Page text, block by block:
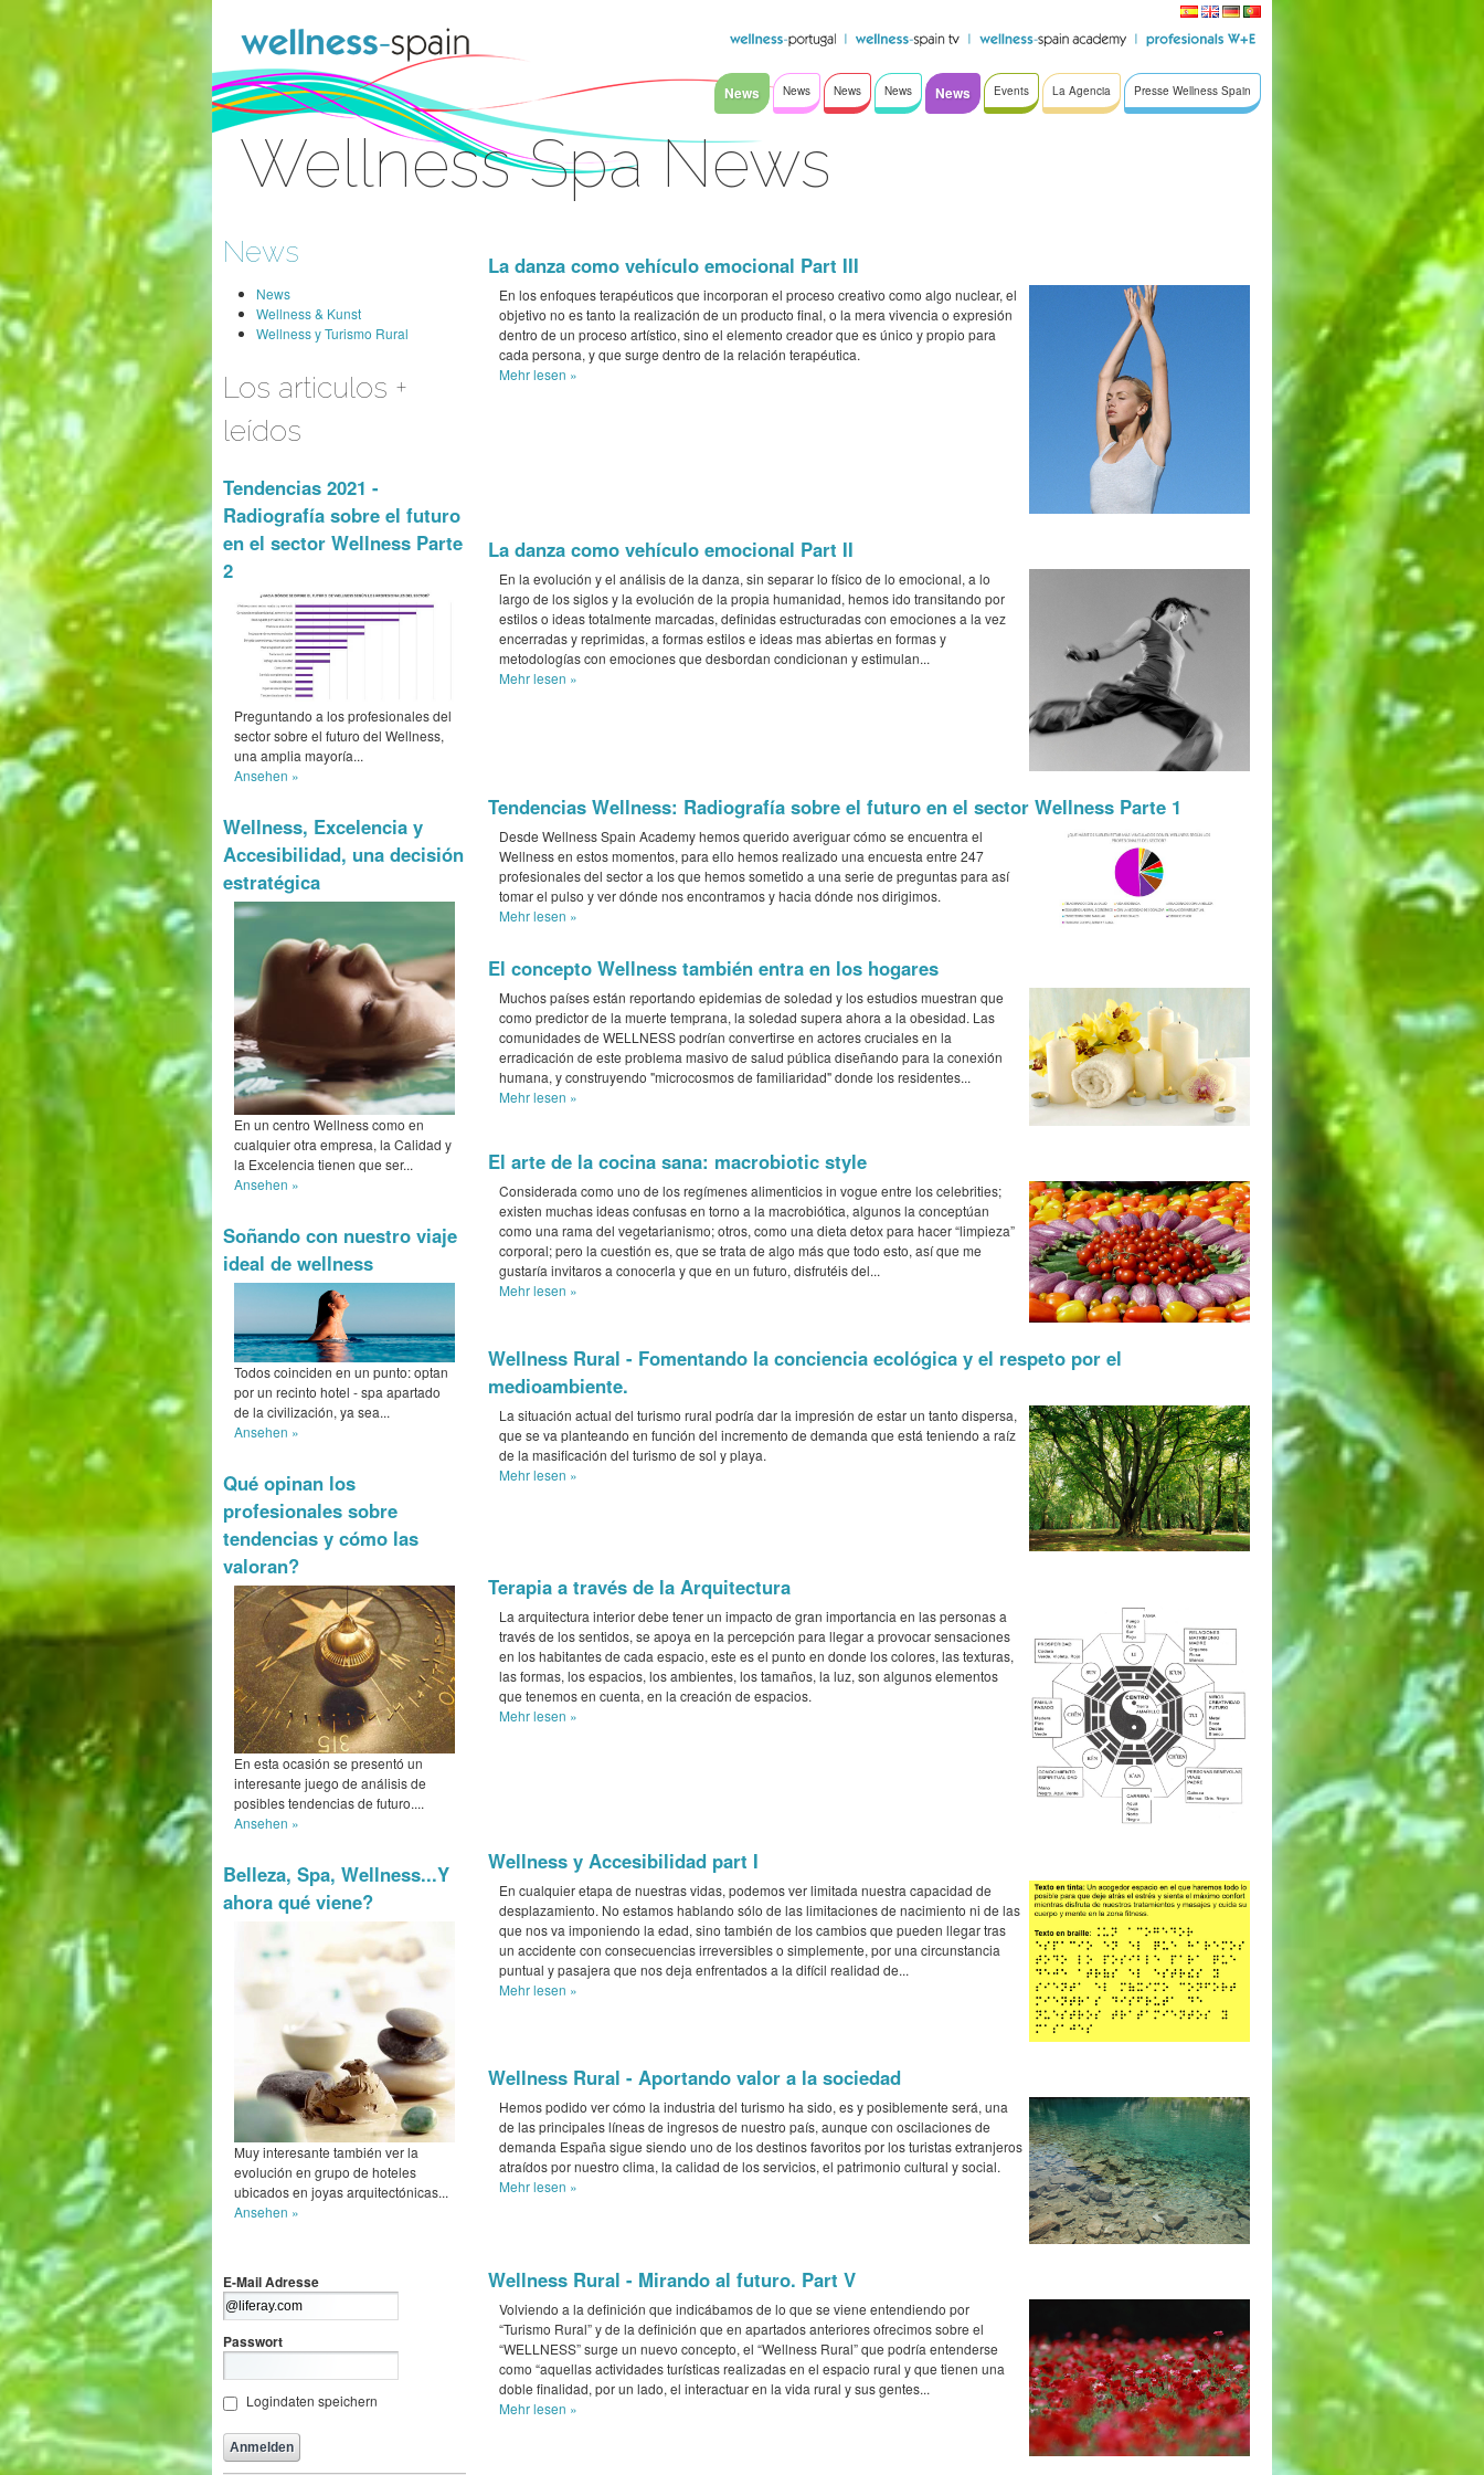
News News News News News Events La Agencia Presse Wellness Spain
Wellness Spa News
News
News
Wellness & Kunst
Wellness y Turismo Rural
Los articulos +
leídos
Tendencias 2021 -
Radiografía sobre el futuro
en el sector Wellness Parte
2
Preguntando a los profesionales del
sector sobre el futuro del Wellness,
una amplia mayoría...
Ansehen »
Wellness, Excelencia y
Accesibilidad, una decisión
estratégica
En un centro Wellness como en
cualquier otra empresa, la Calidad y
la Excelencia tienen que ser...
Ansehen »
Soñando con nuestro viaje
ideal de wellness
Todos coinciden en un punto: optan
por un recinto hotel - spa apartado
de la civilización, ya sea...
Ansehen »
Qué opinan los
profesionales sobre
tendencias y cómo las
valoran?
En esta ocasión se presentó un
interesante juego de análisis de
posibles tendencias de futuro....
Ansehen »
Belleza, Spa, Wellness...Y
ahora qué viene?
Muy interesante también ver la
evolución en grupo de hoteles
ubicados en joyas arquitectónicas...
Ansehen »
E-Mail Adresse
Passwort
Logindaten speichern
La danza como vehículo emocional Part III
En los enfoques terapéuticos que incorporan el proceso creativo como algo nuclear, el
objetivo no es tanto la realización de un producto final, o la mera vivencia o expresión
dentro de un proceso artístico, sino el elemento creador que es único y propio para
cada persona, y que surge dentro de la relación terapéutica.
Mehrlesen »
La danza como vehículo emocional Part II
En la evolución y el análisis de la danza, sin separar lo físico de lo emocional, a lo
largo de los siglos y la evolución de la propia humanidad, hemos ido transitando por
estilos o ideas totalmente marcadas, definidas estructuradas con emociones a la vez
encerradas y reprimidas, a formas estilos e ideas mas abiertas en formas y
metodologías con emociones que desbordan condicionan y estimulan...
Mehrlesen »
Tendencias Wellness: Radiografía sobre el futuro en el sector Wellness Parte 1
Desde Wellness Spain Academy hemos querido averiguar cómo se encuentra el
Wellness en estos momentos, para ello hemos realizado una encuesta entre 247
profesionales del sector a los que hemos sometido a una serie de preguntas para así
tomar el pulso y ver dónde nos encontramos y hacia dónde nos dirigimos.
Mehrlesen »
El concepto Wellness también entra en los hogares
Muchos países están reportando epidemias de soledad y los estudios muestran que
como predictor de la muerte temprana, la soledad supera ahora a la obesidad. Las
comunidades de WELLNESS podrían convertirse en actores cruciales en la
erradicación de este problema masivo de salud pública diseñando para la conexión
humana, y construyendo "microcosmos de familiaridad" donde los residentes...
Mehrlesen »
El arte de la cocina sana: macrobiotic style
Considerada como uno de los regímenes alimenticios in vogue entre los celebrities;
existen muchas ideas confusas en torno a la macrobiótica, algunos la conceptúan
como una rama del vegetarianismo; otros, como una dieta detox para hacer “limpieza”
corporal; pero la cuestión es, que se trata de algo más que todo esto, así que me
gustaría invitaros a conocerla y que en un futuro, disfrutéis del...
Mehrlesen »
Wellness Rural - Fomentando la conciencia ecológica y el respeto por el
medioambiente.
La situación actual del turismo rural podría dar la impresión de estar un tanto dispersa,
que se va planteando en función del incremento de demanda que está teniendo a raíz
de la masificación del turismo de sol y playa.
Mehrlesen »
Terapia a través de la Arquitectura
La arquitectura interior debe tener un impacto de gran importancia en las personas a
través de los sentidos, se apoya en la percepción para llegar a provocar sensaciones
en los habitantes de cada espacio, este es el punto en donde los colores, las texturas,
las formas, los espacios, los ambientes, los tamaños, la luz, son algunos elementos
que tenemos en cuenta, en la creación de espacios.
Mehrlesen »
Wellness y Accesibilidad part I
En cualquier etapa de nuestras vidas, podemos ver limitada nuestra capacidad de
desplazamiento. No estamos hablando sólo de las limitaciones de nacimiento ni de las
que nos va imponiendo la edad, sino también de los cambios que pueden llegar tras
un accidente con consecuencias irreversibles o simplemente, por una circunstancia
puntual y pasajera que nos deja enfrentados a la difícil realidad de...
Mehrlesen »
Wellness Rural - Aportando valor a la sociedad
Hemos podido ver cómo la industria del turismo ha sido, es y posiblemente será, una
de las principales líneas de ingresos de nuestro país, aunque con oscilaciones de
demanda España sigue siendo uno de los destinos favoritos por los turistas extranjeros
atraídos por nuestro clima, la calidad de los servicios, el patrimonio cultural y social.
Mehrlesen »
Wellness Rural - Mirando al futuro. Part V
Volviendo a la definición que indicábamos de lo que se viene entendiendo por
“Turismo Rural” y de la definición que en apartados anteriores ofrecimos sobre el
“WELLNESS” surge un nuevo concepto, el “Wellness Rural” que podría entenderse
como “aquellas actividades turísticas realizadas en el espacio rural y que tienen una
doble finalidad, por un lado, el interactuar en la vida rural y sus gentes...
Mehrlesen »